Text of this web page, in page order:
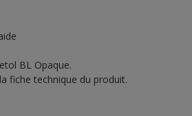
BL Opaque.
fiche technique du produit.